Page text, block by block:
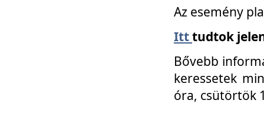
Az esemény
Itttudtok
Bővebb
keressetek
óra, csütörtök